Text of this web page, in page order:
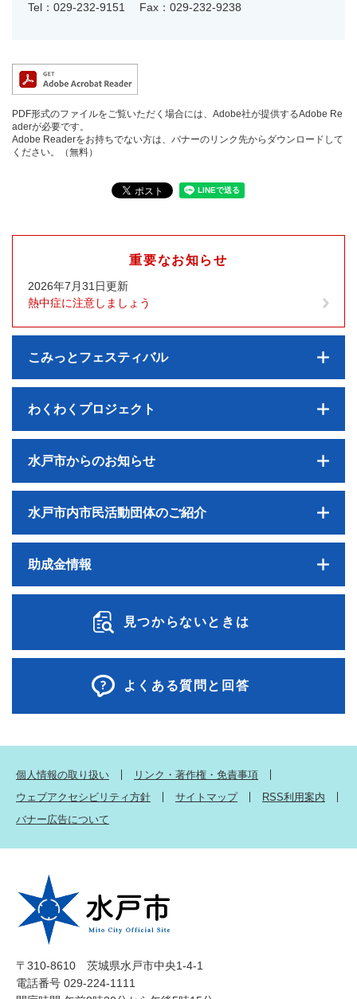
Tel：029-232-9151
Fax：029-232-9238
PDF形式のファイルをご覧いただく場合には、Adobe社が提供するAdobe Re
aderが必要です。
Adobe Readerをお持ちでない方は、バナーのリンク先からダウンロードして
ください。（無料）
重要なお知らせ
2026年7月31日更新
熱中症に注意しましょう
こみっとフェスティバル
わくわくプロジェクト
水戸市からのお知らせ
水戸市内市民活動団体のご紹介
助成金情報
見つからないときは
よくある質問と回答
個人情報の取り扱い
リンク・著作権・免責事項
ウェブアクセシビリティ方針
サイトマップ
RSS利用案内
バナー広告について
〒310-8610 茨城県水戸市中央1-4-1
電話番号 029-224-1111